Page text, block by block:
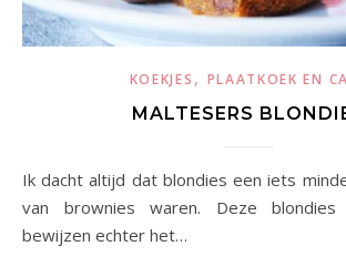
KOEKJES , PLAATKOEK EN
MALTESERS
Ik dacht altijd dat blondies een iets minder lekkere variant
van brownies waren. Deze
bewijzen echter het…